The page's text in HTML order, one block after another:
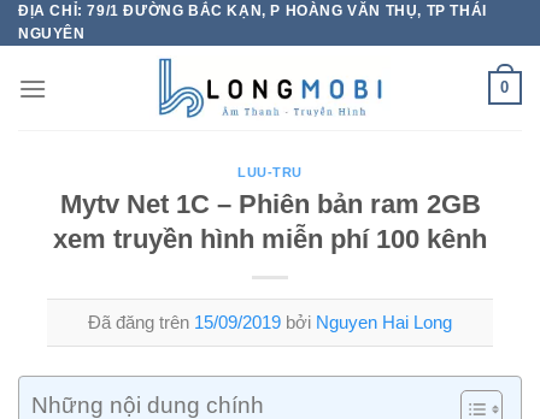
Chuyển
đến
dung
ĐỊA CHỈ: 79/1 ĐƯỜNG BẮC KẠN, P HOÀNG VĂN THỤ, TP THÁI
NGUYÊN
0
LUU-TRU
Mytv Net 1C – Phiên bản ram 2GB
xem truyền hình miễn phí 100 kênh
Đã đăng trên 15/09/2019 bởi Nguyen Hai Long
Những nội dung chính